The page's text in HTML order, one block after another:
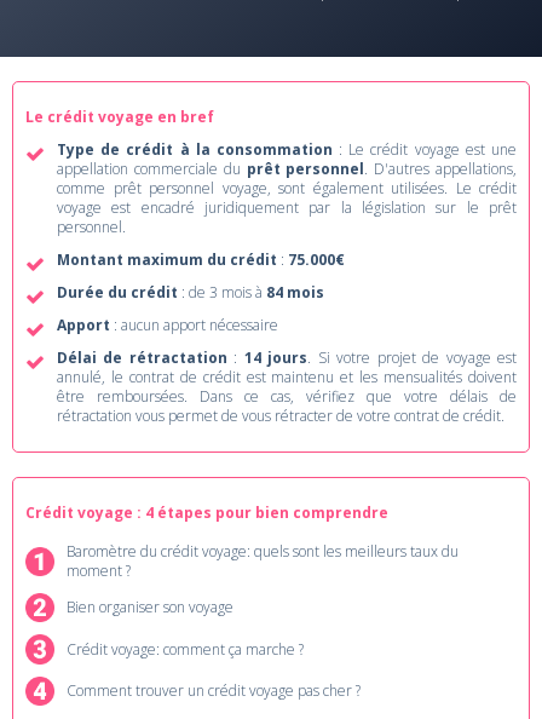
Crédit voyage : 4 étapes pour bien comprendre
Baromètre du crédit voyage: quels sont les meilleurs taux du
moment ?
Bien organiser son voyage
Crédit voyage: comment ça marche ?
Comment trouver un crédit voyage pas cher ?
Le crédit voyage en bref
Type de crédit à la consommation : Le crédit voyage est une
appellation commerciale du prêt personnel. D'autres appellations,
comme prêt personnel voyage, sont également utilisées. Le crédit
voyage est encadré juridiquement par la législation sur le prêt
personnel.
Montant maximum du crédit : 75.000€
Durée du crédit : de 3 mois à 84 mois
Apport : aucun apport nécessaire
Délai de rétractation : 14 jours. Si votre projet de voyage est
annulé, le contrat de crédit est maintenu et les mensualités doivent
être remboursées. Dans ce cas, vérifiez que votre délais de
rétractation vous permet de vous rétracter de votre contrat de crédit.